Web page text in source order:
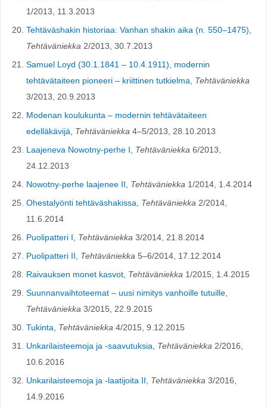
1/2013, 11.3.2013
Tehtäväshakin historiaa: Vanhan shakin aika (n. 550–1475)
Tehtäväniekka 2/2013, 30.7.2013
Samuel Loyd (30.1.1841 – 10.4.1911), modernin
tehtävätaiteen pioneeri – kriittinen tutkielma
Tehtäväniekka
3/2013, 20.9.2013
Modenan koulukunta – modernin tehtävätaiteen
edelläkävijä
Tehtäväniekka 4–5/2013, 28.10.2013
Laajeneva Nowotny-perhe I
Tehtäväniekka 6/2013,
24.12.2013
Nowotny-perhe laajenee II
Tehtäväniekka 1/2014, 1.4.2014
Ohestalyönti tehtäväshakissa
Tehtäväniekka 2/2014,
11.6.2014
Puolipatteri I
Tehtäväniekka 3/2014, 21.8.2014
Puolipatteri II
Tehtäväniekka 5–6/2014, 17.12.2014
Raivauksen monet kasvot Tehtäväniekka 1/2015, 1.4.2015
Suunnanvaihtoteemat – uusi nimitys vanhoille tutuille
Tehtäväniekka 3/2015, 22.9.2015
Tukinta
Tehtäväniekka 4/2015, 9.12.2015
Unkarilaisteemoja ja -saavutuksia
Tehtäväniekka 2/2016,
10.6.2016
Unkarilaisteemoja ja -laatijoita II
Tehtäväniekka 3/2016,
14.9.2016